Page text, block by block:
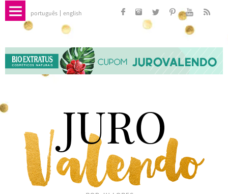
português english